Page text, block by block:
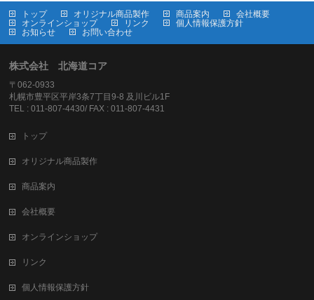
トップ オリジナル商品製作 商品案内
会社概要
オンラインショップ
リンク
個人情報保護方針
お知らせ
お問い合わせ
株式会社 北海道コア
〒062-0933
札幌市豊平区平岸3条7丁目9-8 及川ビル1F
TEL : 011-807-4430/ FAX : 011-807-4431
トップ
オリジナル商品製作
商品案内
会社概要
オンラインショップ
リンク
個人情報保護方針